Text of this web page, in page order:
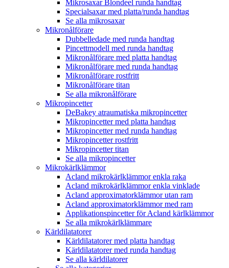
Mikrosaxar Blondeel runda handtag
Specialsaxar med platta/runda handtag
Se alla mikrosaxar
Mikronålförare
Dubbelledade med runda handtag
Pincettmodell med runda handtag
Mikronålförare med platta handtag
Mikronålförare med runda handtag
Mikronålförare rostfritt
Mikronålförare titan
Se alla mikronålförare
Mikropincetter
DeBakey atraumatiska mikropincetter
Mikropincetter med platta handtag
Mikropincetter med runda handtag
Mikropincetter rostfritt
Mikropincetter titan
Se alla mikropincetter
Mikrokärlklämmor
Acland mikrokärlklämmor enkla raka
Acland mikrokärlklämmor enkla vinklade
Acland approximatorklämmor utan ram
Acland approximatorklämmor med ram
Applikationspincetter för Acland kärlklämmor
Se alla mikrokärlklämmare
Kärldilatatorer
Kärldilatatorer med platta handtag
Kärldilatatorer med runda handtag
Se alla kärldilatorer